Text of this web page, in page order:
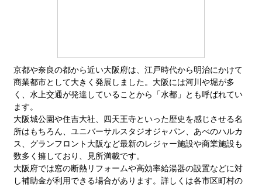
京都や奈良の都から近い大阪府は、江戸時代から明治にかけて
商業都市として大きく発展しました。大阪には河川や堀が多
く、水上交通が発達していることから「水都」とも呼ばれてい
ます。
大阪城公園や住吉大社、四天王寺といった歴史を感じさせる名
所はもちろん、ユニバーサルスタジオジャパン、あべのハルカ
ス、グランフロント大阪など最新のレジャー施設や商業施設も
数多く擁しており、見所満載です。
大阪府では窓の断熱リフォームや高効率給湯器の設置などに対
し補助金が利用できる場合があります。詳しくは各市区町村の